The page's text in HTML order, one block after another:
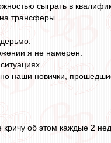
сыграть в
на трансферы.
я не намерен.
наши новички,
кричу об этом каждые 2